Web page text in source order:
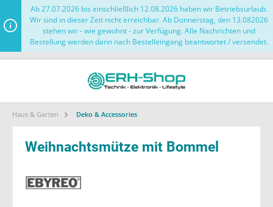
Ab 27.07.2026 bis einschließlich 12.08.2026 haben wir Betriebsurlaub.
Wir sind in dieser Zeit nicht erreichbar. Ab Donnerstag, den 13.082026
stehen wir - wie gewohnt - zur Verfügung. Alle Nachrichten und
Bestellung werden dann nach Bestelleingang beantwortet / versendet.
Haus & Garten Deko & Accessories
Weihnachtsmütze mit Bommel